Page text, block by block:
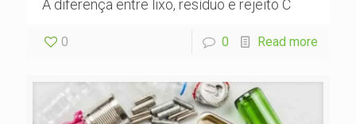
A diferença entre lixo, resíduo e rejeito C
0 0 Read more